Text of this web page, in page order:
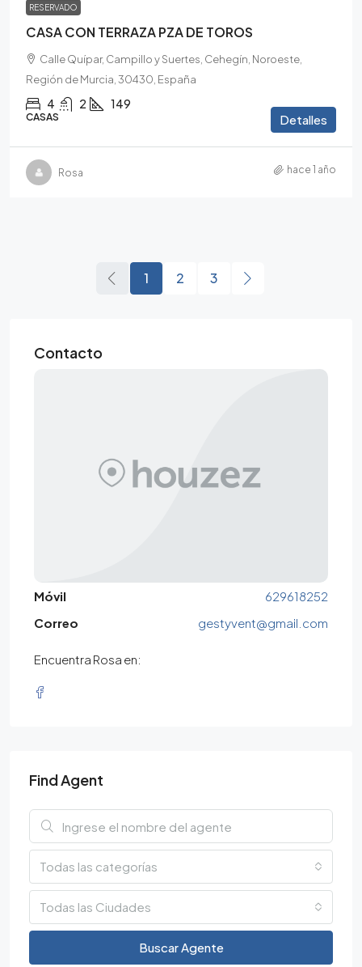
RESERVADO
CASA CON TERRAZA PZA DE TOROS
Calle Quípar, Campillo y Suertes, Cehegín, Noroeste,
Región de Murcia, 30430, España
4 2 149
CASAS Detalles
Rosa hace 1 año
1 2 3
Contacto
Móvil
629618252
Correo
gestyvent@gmail.com
Encuentra Rosa en:
Find Agent
Todas las categorías
Todas las Ciudades
Buscar Agente